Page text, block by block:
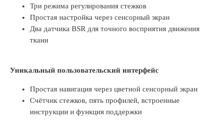
Три режима регулирования стежков
Простая настройка через сенсорный экран
Два датчика BSR для точного восприятия движения
ткани
Уникальный пользовательский интерфейс
Простая навигация через цветной сенсорный экран
Счётчик стежков, пять профилей, встроенные
инструкции и функция поддержки